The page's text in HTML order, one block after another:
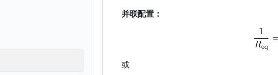
并联配置：
Req
1
或